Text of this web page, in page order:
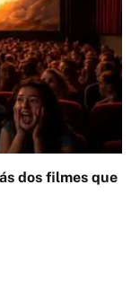
dos filmes que